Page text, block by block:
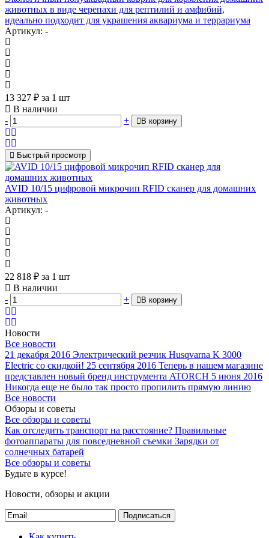
животных в виде черепахи для рептилий и амфибий,
идеально подходит для украшения аквариума и террариума
Артикул: -
13 327 ₽ за 1 шт
В наличии
-
+ В корзину
Быстрый просмотр
AVID 10/15 цифровой микрочип RFID сканер для домашних
животных
Артикул: -
22 818 ₽ за 1 шт
В наличии
-
+ В корзину
Новости
Все новости
21 декабря 2016 Электрический резчик Husqvarna K 3000
Electric со скидкой! 25 сентября 2016 Теперь в нашем магазине
представлен новый бренд инструмента ATORCH 5 июня 2016
Никогда еще не было так просто пропилить прямую линию
Все новости
Обзоры и советы
Все обзоры и советы
Как отследить транспорт на расстояние? Правильные
фотоаппараты для повседневной съемки Зарядки от
солнечных батарей
Все обзоры и советы
Будьте в курсе!
Новости, обзоры и акции
Подписаться